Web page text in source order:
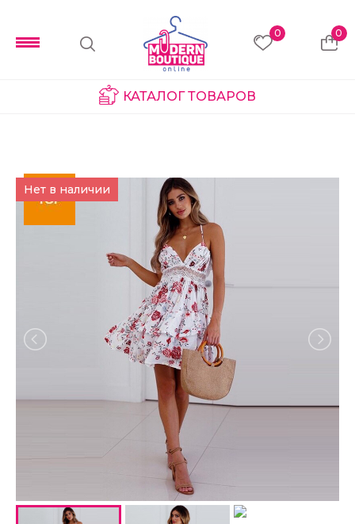
0 0
КАТАЛОГ ТОВАРОВ
Нет в наличии